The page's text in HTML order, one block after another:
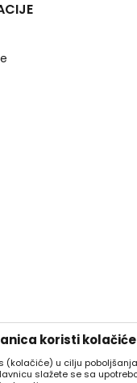
koristi kolačiće
(kolačiće) u cilju
slažete se sa